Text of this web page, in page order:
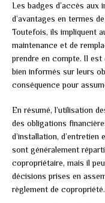
Les badges d’accès aux
d’avantages en termes
Toutefois, ils impliquent
maintenance et de
prendre en compte. Il
bien informés sur leurs
conséquence pour
En résumé, l’utilisation
des obligations
d’installation,
sont généralement
copropriétaire, mais il
décisions prises en
règlement de copropriété.